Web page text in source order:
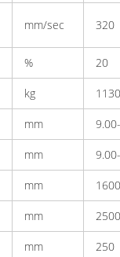
mm/sec 320
% 20
kg
mm
mm
mm
mm 2500
mm 250